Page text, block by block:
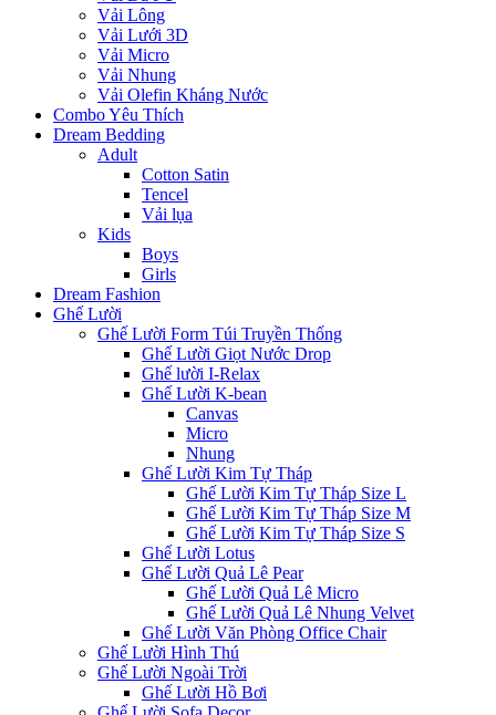
Vải Lông
Vải Lưới 3D
Vải Micro
Vải Nhung
Vải Olefin Kháng Nước
Combo Yêu Thích
Dream Bedding
Adult
Cotton Satin
Tencel
Vải lụa
Kids
Boys
Girls
Dream Fashion
Ghế Lười
Ghế Lười Form Túi Truyền Thống
Ghế Lười Giọt Nước Drop
Ghế lười I-Relax
Ghế Lười K-bean
Canvas
Micro
Nhung
Ghế Lười Kim Tự Tháp
Ghế Lười Kim Tự Tháp Size L
Ghế Lười Kim Tự Tháp Size M
Ghế Lười Kim Tự Tháp Size S
Ghế Lười Lotus
Ghế Lười Quả Lê Pear
Ghế Lười Quả Lê Micro
Ghế Lười Quả Lê Nhung Velvet
Ghế Lười Văn Phòng Office Chair
Ghế Lười Hình Thú
Ghế Lười Ngoài Trời
Ghế Lười Hồ Bơi